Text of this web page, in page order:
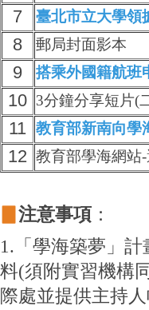
7 臺北市立大學領
8 郵局封面影本
9 搭乘外國籍航班
10 3分鐘分享短片(
11 教育部新南向學
12 教育部學海網站
注意事項 ：
1.「學海築夢」
料(須附實習機構
際處並提供主持